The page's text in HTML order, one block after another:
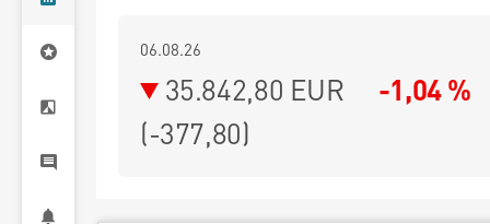
06.08.26
35.842,80 EUR
-1,04 %
(-377,80)